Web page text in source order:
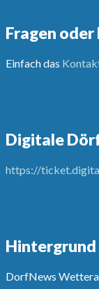
Fragen oder
Einfach das
Digitale
https://
Hintergrund
DorfNews